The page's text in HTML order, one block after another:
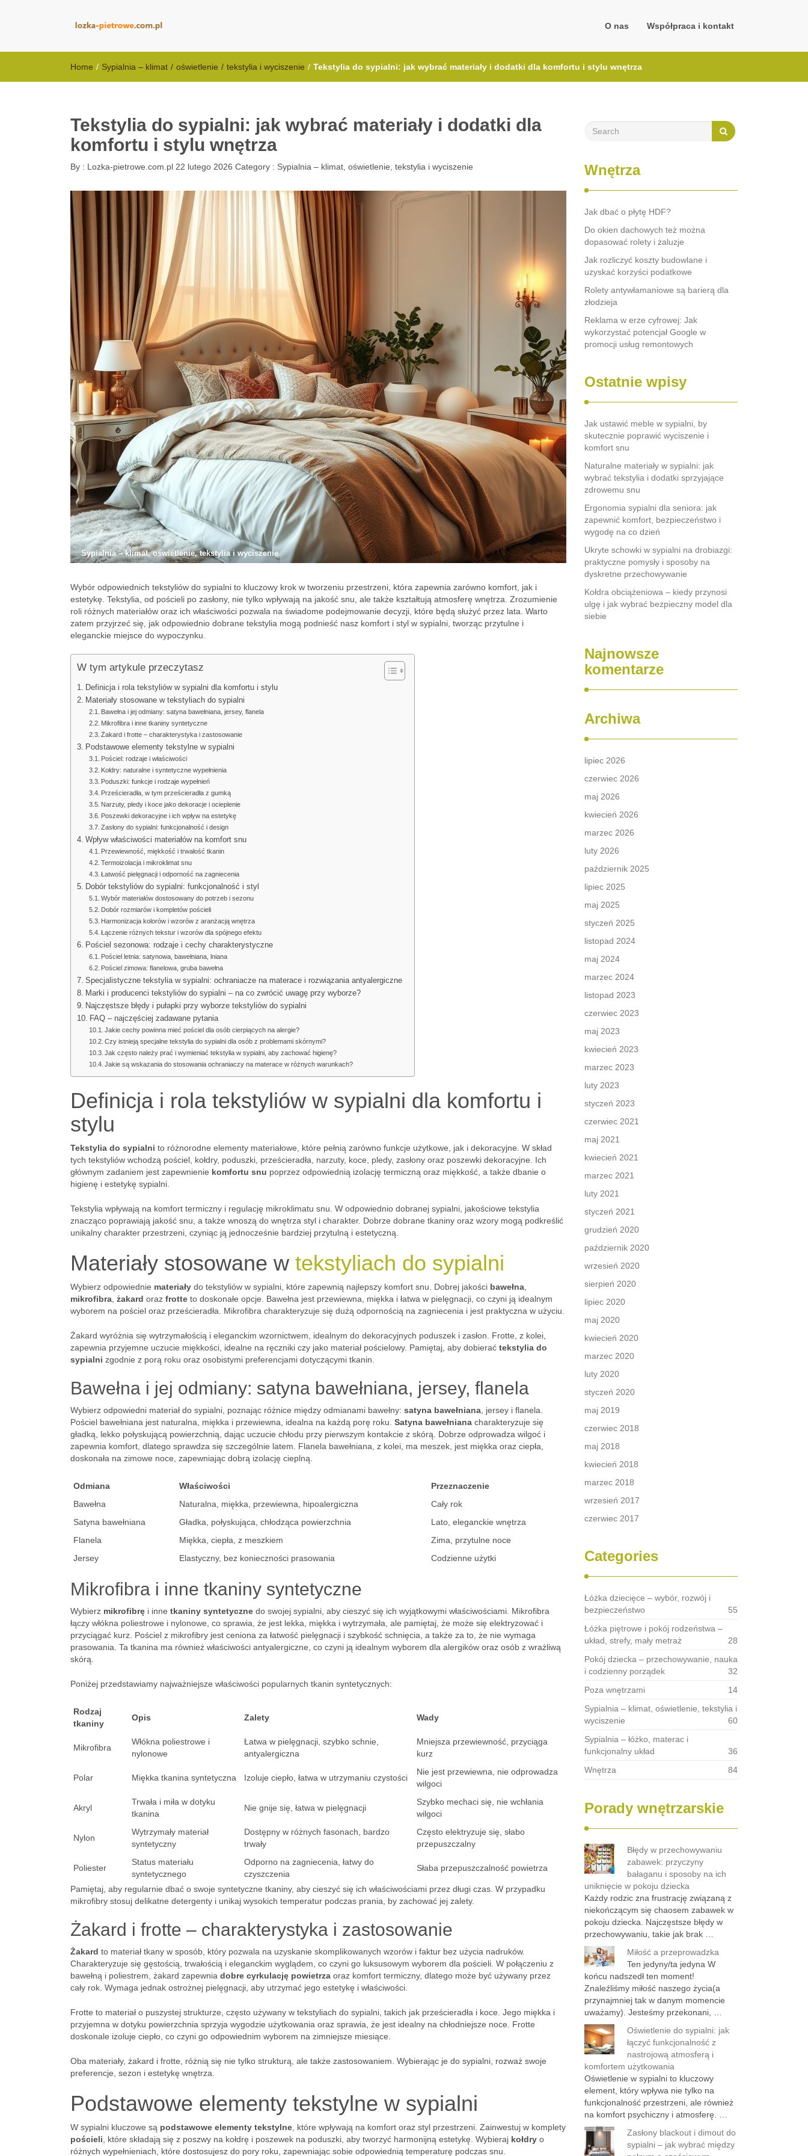
O nas Współpraca i kontakt
Home / Sypialnia – klimat / oświetlenie / tekstylia i wyciszenie / Tekstylia do sypialni: jak wybrać materiały i dodatki dla komfortu i stylu wnętrza
Tekstylia do sypialni: jak wybrać materiały i dodatki dla
komfortu i stylu wnętrza
By : Lozka-pietrowe.com.pl 22 lutego 2026 Category : Sypialnia – klimat, oświetlenie, tekstylia i wyciszenie
Sypialnia – klimat, oświetlenie, tekstylia i wyciszenie
Wybór odpowiednich tekstyliów do sypialni to kluczowy krok w tworzeniu przestrzeni, która zapewnia zarówno komfort, jak i
estetykę. Tekstylia, od pościeli po zasłony, nie tylko wpływają na jakość snu, ale także kształtują atmosferę wnętrza. Zrozumienie
roli różnych materiałów oraz ich właściwości pozwala na świadome podejmowanie decyzji, które będą służyć przez lata. Warto
zatem przyjrzeć się, jak odpowiednio dobrane tekstylia mogą podnieść nasz komfort i styl w sypialni, tworząc przytulne i
eleganckie miejsce do wypoczynku.
W tym artykule przeczytasz
Definicja i rola tekstyliów w sypialni dla komfortu i stylu
Materiały stosowane w tekstyliach do sypialni
Bawełna i jej odmiany: satyna bawełniana, jersey, flanela
Mikrofibra i inne tkaniny syntetyczne
Żakard i frotte – charakterystyka i zastosowanie
Podstawowe elementy tekstylne w sypialni
Pościel: rodzaje i właściwości
Kołdry: naturalne i syntetyczne wypełnienia
Poduszki: funkcje i rodzaje wypełnień
Prześcieradła, w tym prześcieradła z gumką
Narzuty, pledy i koce jako dekoracje i ocieplenie
Poszewki dekoracyjne i ich wpływ na estetykę
Zasłony do sypialni: funkcjonalność i design
Wpływ właściwości materiałów na komfort snu
Przewiewność, miękkość i trwałość tkanin
Termoizolacja i mikroklimat snu
Łatwość pielęgnacji i odporność na zagniecenia
Dobór tekstyliów do sypialni: funkcjonalność i styl
Wybór materiałów dostosowany do potrzeb i sezonu
Dobór rozmiarów i kompletów pościeli
Harmonizacja kolorów i wzorów z aranżacją wnętrza
Łączenie różnych tekstur i wzorów dla spójnego efektu
Pościel sezonowa: rodzaje i cechy charakterystyczne
Pościel letnia: satynowa, bawełniana, lniana
Pościel zimowa: flanelowa, gruba bawełna
Specjalistyczne tekstylia w sypialni: ochraniacze na materace i rozwiązania antyalergiczne
Marki i producenci tekstyliów do sypialni – na co zwrócić uwagę przy wyborze?
Najczęstsze błędy i pułapki przy wyborze tekstyliów do sypialni
FAQ – najczęściej zadawane pytania
Jakie cechy powinna mieć pościel dla osób cierpiących na alergie?
Czy istnieją specjalne tekstylia do sypialni dla osób z problemami skórnymi?
Jak często należy prać i wymieniać tekstylia w sypialni, aby zachować higienę?
Jakie są wskazania do stosowania ochraniaczy na materace w różnych warunkach?
Definicja i rola tekstyliów w sypialni dla komfortu i
stylu
Tekstylia do sypialni to różnorodne elementy materiałowe, które pełnią zarówno funkcje użytkowe, jak i dekoracyjne. W skład
tych tekstyliów wchodzą pościel, kołdry, poduszki, prześcieradła, narzuty, koce, pledy, zasłony oraz poszewki dekoracyjne. Ich
głównym zadaniem jest zapewnienie komfortu snu poprzez odpowiednią izolację termiczną oraz miękkość, a także dbanie o
higienę i estetykę sypialni.
Tekstylia wpływają na komfort termiczny i regulację mikroklimatu snu. W odpowiednio dobranej sypialni, jakościowe tekstylia
znacząco poprawiają jakość snu, a także wnoszą do wnętrza styl i charakter. Dobrze dobrane tkaniny oraz wzory mogą podkreślić
unikalny charakter przestrzeni, czyniąc ją jednocześnie bardziej przytulną i estetyczną.
Materiały stosowane w tekstyliach do sypialni
Wybierz odpowiednie materiały do tekstyliów w sypialni, które zapewnią najlepszy komfort snu. Dobrej jakości bawełna
mikrofibra żakard oraz frotte to doskonałe opcje. Bawełna jest przewiewna, miękka i łatwa w pielęgnacji, co czyni ją idealnym
wyborem na pościel oraz prześcieradła. Mikrofibra charakteryzuje się dużą odpornością na zagniecenia i jest praktyczna w użyciu.
Żakard wyróżnia się wytrzymałością i eleganckim wzornictwem, idealnym do dekoracyjnych poduszek i zasłon. Frotte, z kolei,
zapewnia przyjemne uczucie miękkości, idealne na ręczniki czy jako materiał pościelowy. Pamiętaj, aby dobierać tekstylia do
sypialni zgodnie z porą roku oraz osobistymi preferencjami dotyczącymi tkanin.
Bawełna i jej odmiany: satyna bawełniana, jersey, flanela
Wybierz odpowiedni materiał do sypialni, poznając różnice między odmianami bawełny: satyna bawełniana , jersey i flanela.
Pościel bawełniana jest naturalna, miękka i przewiewna, idealna na każdą porę roku. Satyna bawełniana charakteryzuje się
gładką, lekko połyskującą powierzchnią, dając uczucie chłodu przy pierwszym kontakcie z skórą. Dobrze odprowadza wilgoć i
zapewnia komfort, dlatego sprawdza się szczególnie latem. Flanela bawełniana, z kolei, ma meszek, jest miękka oraz ciepła,
doskonała na zimowe noce, zapewniając dobrą izolację cieplną.
Odmiana Właściwości
Przeznaczenie
Bawełna
Naturalna, miękka, przewiewna, hipoalergiczna
Cały rok
Satyna bawełniana
Gładka, połyskująca, chłodząca powierzchnia
Lato, eleganckie wnętrza
Flanela
Miękka, ciepła, z meszkiem
Zima, przytulne noce
Jersey
Elastyczny, bez konieczności prasowania Codzienne użytki
Mikrofibra i inne tkaniny syntetyczne
Wybierz mikrofibrę i inne tkaniny syntetyczne do swojej sypialni, aby cieszyć się ich wyjątkowymi właściwościami. Mikrofibra
łączy włókna poliestrowe i nylonowe, co sprawia, że jest lekka, miękka i wytrzymała, ale pamiętaj, że może się elektryzować i
przyciągać kurz. Pościel z mikrofibry jest ceniona za łatwość pielęgnacji i szybkość schnięcia, a także za to, że nie wymaga
prasowania. Ta tkanina ma również właściwości antyalergiczne, co czyni ją idealnym wyborem dla alergików oraz osób z wrażliwą
skórą.
Poniżej przedstawiamy najważniejsze właściwości popularnych tkanin syntetycznych:
Rodzaj
tkaniny
Opis Zalety Wady
Mikrofibra
Włókna poliestrowe i
nylonowe
Łatwa w pielęgnacji, szybko schnie,
antyalergiczna
Mniejsza przewiewność, przyciąga
kurz
Polar Miękka tkanina syntetyczna Izoluje ciepło, łatwa w utrzymaniu czystości
Nie jest przewiewna, nie odprowadza
wilgoci
Akryl
Trwała i miła w dotyku
tkanina
Nie gnije się, łatwa w pielęgnacji
Szybko mechaci się, nie wchłania
wilgoci
Nylon
Wytrzymały materiał
syntetyczny
Dostępny w różnych fasonach, bardzo
trwały
Często elektryzuje się, słabo
przepuszczalny
Poliester
Status materiału
syntetycznego
Odporno na zagniecenia, łatwy do
czyszczenia
Słaba przepuszczalność powietrza
Pamiętaj, aby regularnie dbać o swoje syntetyczne tkaniny, aby cieszyć się ich właściwościami przez długi czas. W przypadku
mikrofibry stosuj delikatne detergenty i unikaj wysokich temperatur podczas prania, by zachować jej zalety.
Żakard i frotte – charakterystyka i zastosowanie
Żakard to materiał tkany w sposób, który pozwala na uzyskanie skomplikowanych wzorów i faktur bez użycia nadruków.
Charakteryzuje się gęstością, trwałością i eleganckim wyglądem, co czyni go luksusowym wyborem dla pościeli. W połączeniu z
bawełną i poliestrem, żakard zapewnia dobre cyrkulację powietrza oraz komfort termiczny, dlatego może być używany przez
cały rok. Wymaga jednak ostrożnej pielęgnacji, aby utrzymać jego estetykę i właściwości.
Frotte to materiał o puszystej strukturze, często używany w tekstyliach do sypialni, takich jak prześcieradła i koce. Jego miękka i
przyjemna w dotyku powierzchnia sprzyja wygodzie użytkowania oraz sprawia, że jest idealny na chłodniejsze noce. Frotte
doskonale izoluje ciepło, co czyni go odpowiednim wyborem na zimniejsze miesiące.
Oba materiały, żakard i frotte, różnią się nie tylko strukturą, ale także zastosowaniem. Wybierając je do sypialni, rozważ swoje
preferencje, sezon i estetykę wnętrza.
Podstawowe elementy tekstylne w sypialni
W sypialni kluczowe są podstawowe elementy tekstylne , które wpływają na komfort oraz styl przestrzeni. Zainwestuj w komplety
pościeli , które składają się z poszwy na kołdrę i poszewek na poduszki, aby tworzyć harmonijną estetykę. Wybieraj kołdry o
różnych wypełnieniach, które dostosujesz do pory roku, zapewniając sobie odpowiednią temperaturę podczas snu.
Wnętrza
Jak dbać o płytę HDF?
Do okien dachowych też można
dopasować rolety i żaluzje
Jak rozliczyć koszty budowlane i
uzyskać korzyści podatkowe
Rolety antywłamaniowe są barierą dla
złodzieja
Reklama w erze cyfrowej: Jak
wykorzystać potencjał Google w
promocji usług remontowych
Ostatnie wpisy
Jak ustawić meble w sypialni, by
skutecznie poprawić wyciszenie i
komfort snu
Naturalne materiały w sypialni: jak
wybrać tekstylia i dodatki sprzyjające
zdrowemu snu
Ergonomia sypialni dla seniora: jak
zapewnić komfort, bezpieczeństwo i
wygodę na co dzień
Ukryte schowki w sypialni na drobiazgi:
praktyczne pomysły i sposoby na
dyskretne przechowywanie
Kołdra obciążeniowa – kiedy przynosi
ulgę i jak wybrać bezpieczny model dla
siebie
Najnowsze
komentarze
Archiwa
lipiec 2026
czerwiec 2026
maj 2026
kwiecień 2026
marzec 2026
luty 2026
październik 2025
lipiec 2025
maj 2025
styczeń 2025
listopad 2024
maj 2024
marzec 2024
listopad 2023
czerwiec 2023
maj 2023
kwiecień 2023
marzec 2023
luty 2023
styczeń 2023
czerwiec 2021
maj 2021
kwiecień 2021
marzec 2021
luty 2021
styczeń 2021
grudzień 2020
październik 2020
wrzesień 2020
sierpień 2020
lipiec 2020
maj 2020
kwiecień 2020
marzec 2020
luty 2020
styczeń 2020
maj 2019
czerwiec 2018
maj 2018
kwiecień 2018
marzec 2018
wrzesień 2017
czerwiec 2017
Categories
Łóżka dziecięce – wybór, rozwój i
bezpieczeństwo
55
Łóżka piętrowe i pokój rodzeństwa –
układ, strefy, mały metraż
28
Pokój dziecka – przechowywanie, nauka
i codzienny porządek
32
Poza wnętrzami
14
Sypialnia – klimat, oświetlenie, tekstylia i
wyciszenie
60
Sypialnia – łóżko, materac i
funkcjonalny układ
36
Wnętrza
84
Porady wnętrzarskie
Błędy w przechowywaniu
zabawek: przyczyny
bałaganu i sposoby na ich
uniknięcie w pokoju dziecka
Każdy rodzic zna frustrację związaną z
niekończącym się chaosem zabawek w
pokoju dziecka. Najczęstsze błędy w
przechowywaniu, takie jak brak …
Miłość a przeprowadzka
Ten jedyny/ta jedyna W
końcu nadszedł ten moment!
Znaleźliśmy miłość naszego życia(a
przynajmniej tak w danym momencie
uważamy). Jesteśmy przekonani, …
Oświetlenie do sypialni: jak
łączyć funkcjonalność z
nastrojową atmosferą i
komfortem użytkowania
Oświetlenie w sypialni to kluczowy
element, który wpływa nie tylko na
funkcjonalność przestrzeni, ale również
na komfort psychiczny i atmosferę. …
Zasłony blackout i dimout do
sypialni – jak wybrać między